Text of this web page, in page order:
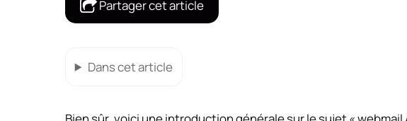
Partager cet article
Dans cet article